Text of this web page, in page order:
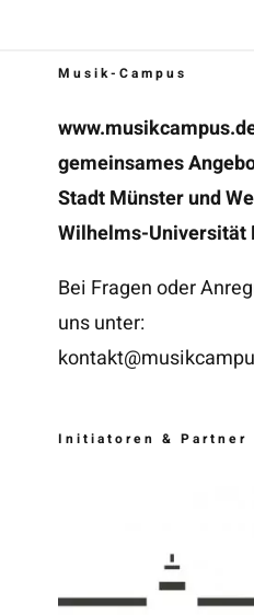
Musik-Campus
gemeinsames
Stadt Münster und
Wilhelms-Universität
Bei Fragen oder
uns unter:
Initiatoren & Partner